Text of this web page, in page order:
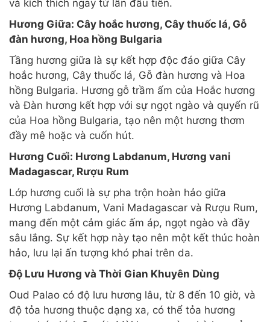
và kích thích ngay từ lần đầu tiên.
Hương Giữa: Cây hoắc hương, Cây thuốc lá, Gỗ
đàn hương, Hoa hồng Bulgaria
Tầng hương giữa là sự kết hợp độc đáo giữa Cây
hoắc hương, Cây thuốc lá, Gỗ đàn hương và Hoa
hồng Bulgaria. Hương gỗ trầm ấm của Hoắc hương
và Đàn hương kết hợp với sự ngọt ngào và quyến rũ
của Hoa hồng Bulgaria, tạo nên một hương thơm
đầy mê hoặc và cuốn hút.
Hương Cuối: Hương Labdanum, Hương vani
Madagascar, Rượu Rum
Lớp hương cuối là sự pha trộn hoàn hảo giữa
Hương Labdanum, Vani Madagascar và Rượu Rum,
mang đến một cảm giác ấm áp, ngọt ngào và đầy
sâu lắng. Sự kết hợp này tạo nên một kết thúc hoàn
hảo, lưu lại ấn tượng khó phai trên da.
Độ Lưu Hương và Thời Gian Khuyên Dùng
Oud Palao có độ lưu hương lâu, từ 8 đến 10 giờ, và
độ tỏa hương thuộc dạng xa, có thể tỏa hương